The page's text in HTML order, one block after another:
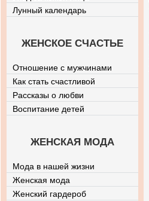
Лунный календарь
ЖЕНСКОЕ СЧАСТЬЕ
Отношение с мужчинами
Как стать счастливой
Рассказы о любви
Воспитание детей
ЖЕНСКАЯ МОДА
Мода в нашей жизни
Женская мода
Женский гардероб